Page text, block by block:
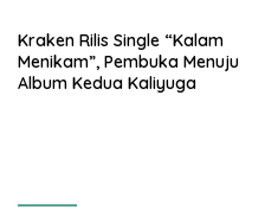
Kraken Rilis Single “Kalam
Menikam”, Pembuka Menuju
Album Kedua Kaliyuga